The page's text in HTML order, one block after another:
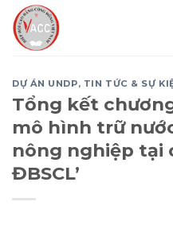
Skip
to
content
DỰ ÁN UNDP, TIN TỨC & SỰ
Tổng kết
mô hình trữ
nông nghiệp tại
ĐBSCL’